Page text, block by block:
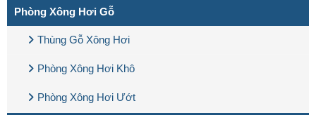
Phòng Xông Hơi Gỗ
Thùng Gỗ Xông Hơi
Phòng Xông Hơi Khô
Phòng Xông Hơi Ướt